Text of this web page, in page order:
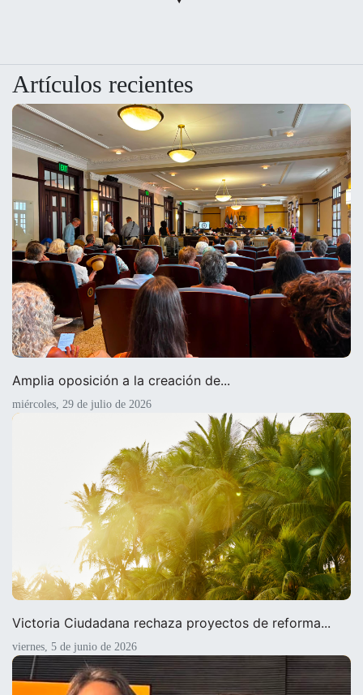
Artículos recientes
Amplia oposición a la creación de...
miércoles, 29 de julio de 2026
Victoria Ciudadana rechaza proyectos de reforma...
viernes, 5 de junio de 2026